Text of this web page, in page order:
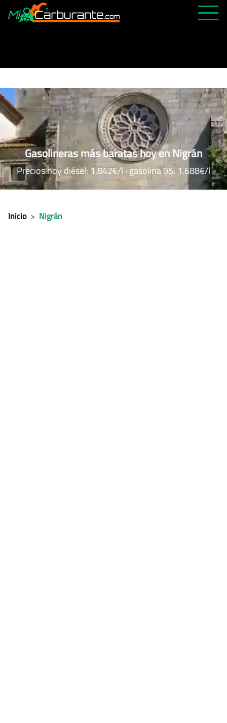
ABIERTAS 24H
ÚLTIMAS MATRÍCULAS
FAVORITAS
Gasolineras más baratas hoy en Nigrán
Precios hoy diésel: 1.842€/l · gasolina 95: 1.688€/l
Inicio > Nigrán